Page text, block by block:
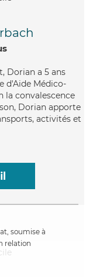
Dorian a 5 ans
d'Aide Médico-
la convalescence
Dorian apporte
activités et
soumise à
relation